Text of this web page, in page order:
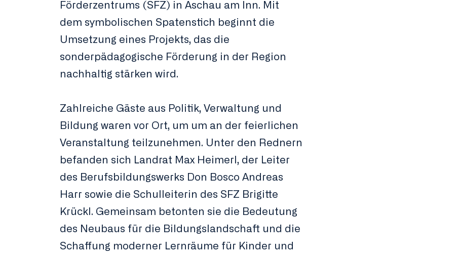
Förderzentrums (SFZ) in Aschau am Inn. Mit
dem symbolischen Spatenstich beginnt die
Umsetzung eines Projekts, das die
sonderpädagogische Förderung in der Region
nachhaltig stärken wird.
Zahlreiche Gäste aus Politik, Verwaltung und
Bildung waren vor Ort, um um an der feierlichen
Veranstaltung teilzunehmen. Unter den Rednern
befanden sich Landrat Max Heimerl, der Leiter
des Berufsbildungswerks Don Bosco Andreas
Harr sowie die Schulleiterin des SFZ Brigitte
Krückl. Gemeinsam betonten sie die Bedeutung
des Neubaus für die Bildungslandschaft und die
Schaffung moderner Lernräume für Kinder und